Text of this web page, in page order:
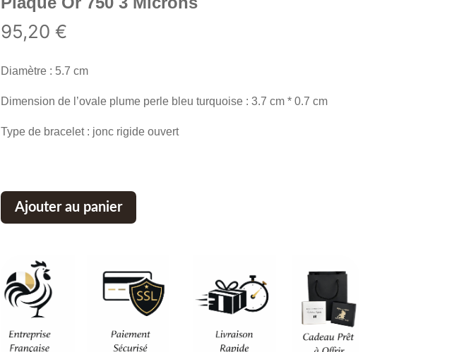
95,20 €
Diamètre : 5.7 cm
Dimension de l’ovale plume perle bleu turquoise : 3.7 cm * 0.7 cm
Type de bracelet : jonc rigide ouvert
Ajouter au panier